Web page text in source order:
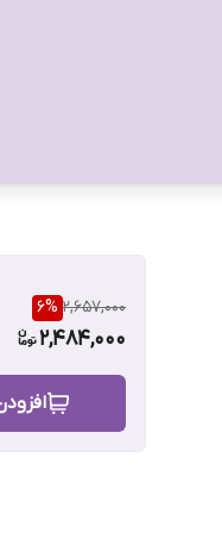
2,657,000
6%
2,484,000